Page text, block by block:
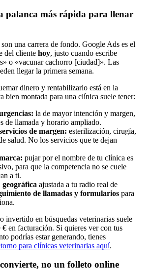
palanca más rápida para llenar
una carrera de fondo. Google Ads es el
del cliente hoy, justo cuando escribe
o «vacunar cachorro [ciudad]». Las
llegar la primera semana.
dinero y rentabilizarlo está en la
bien montada para una clínica suele tener:
la de mayor intención y margen,
de llamada y horario ampliado.
de margen: esterilización, cirugía,
salud. No los servicios que te dejan
pujar por el nombre de tu clínica es
para que la competencia no se cuele
a ti.
geográfica ajustada a tu radio real de
de llamadas y formularios para
invertido en búsquedas veterinarias suele
en facturación. Si quieres ver con tus
podrías estar generando, tienes
para clínicas veterinarias aquí.
no un folleto online